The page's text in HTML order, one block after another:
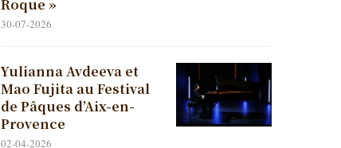
Roque »
30-07-2026
Yulianna Avdeeva et
Mao Fujita au Festival
de Pâques d’Aix-en-
Provence
02-04-2026